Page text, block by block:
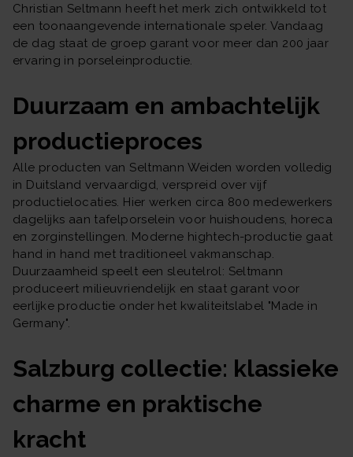
Christian Seltmann heeft het merk zich ontwikkeld tot
een toonaangevende internationale speler. Vandaag
de dag staat de groep garant voor meer dan 200 jaar
ervaring in porseleinproductie.
Duurzaam en ambachtelijk
productieproces
Alle producten van Seltmann Weiden worden volledig
in Duitsland vervaardigd, verspreid over vijf
productielocaties. Hier werken circa 800 medewerkers
dagelijks aan tafelporselein voor huishoudens, horeca
en zorginstellingen. Moderne hightech-productie gaat
hand in hand met traditioneel vakmanschap.
Duurzaamheid speelt een sleutelrol: Seltmann
produceert milieuvriendelijk en staat garant voor
eerlijke productie onder het kwaliteitslabel "Made in
Germany".
Salzburg collectie: klassieke
charme en praktische
kracht